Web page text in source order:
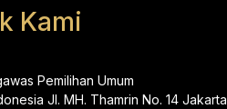
Kami
Pemilihan Umum
Jl. MH. Thamrin No. 14 Jakarta